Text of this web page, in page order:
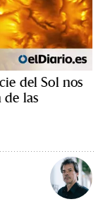
del Sol nos
las